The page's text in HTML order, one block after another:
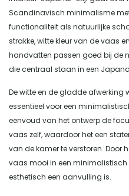
Scandinavisch minimalisme
functionaliteit als natuurlijke
strakke, witte kleur van de vaas
handvatten passen goed bij de
die centraal staan in een
De witte en de gladde afwerking
essentieel voor een
eenvoud van het ontwerp de
vaas zelf, waardoor het een
van de kamer te verstoren. Door
vaas mooi in een minimalistisch
esthetisch een aanvulling is.